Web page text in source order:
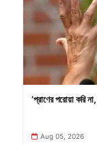
’প্রাণের পরোয়া করি
Aug 05, 2026